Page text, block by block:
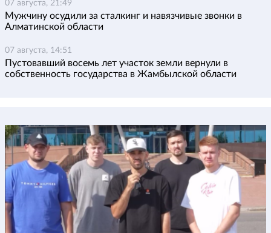
07 августа, 21:49
Мужчину осудили за сталкинг и навязчивые звонки в
Алматинской области
07 августа, 14:51
Пустовавший восемь лет участок земли вернули в
собственность государства в Жамбылской области